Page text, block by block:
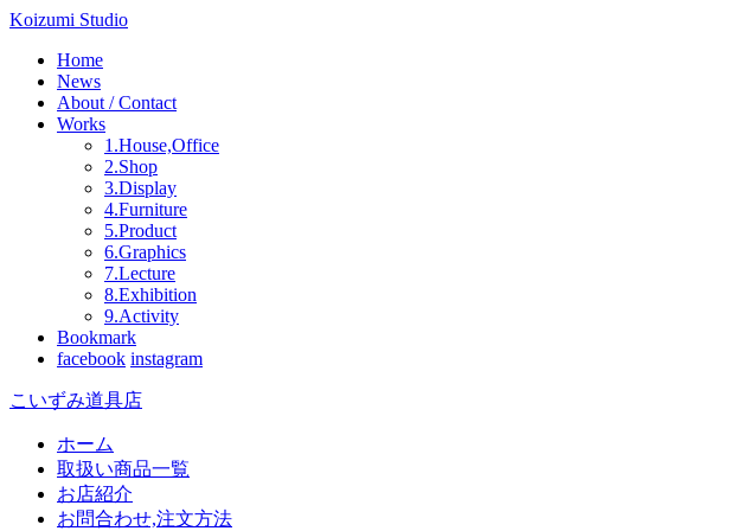
Koizumi Studio
Home
News
About / Contact
Works
1.House,Office
2.Shop
3.Display
4.Furniture
5.Product
6.Graphics
7.Lecture
8.Exhibition
9.Activity
Bookmark
facebook instagram
こいずみ道具店
ホーム
取扱い商品一覧
お店紹介
お問合わせ,注文方法